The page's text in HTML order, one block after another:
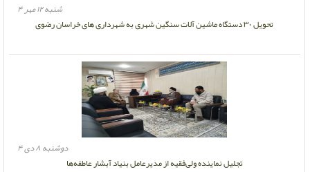
تجلیل نماینده ولی‌فقیه از مدیرعامل بنیاد آبشار عاطفه‌ها
دوشنبه ۸ دی ۴
تحویل ۳۰ دستگاه ماشین آلات سنگین شهری به شهرداری های خراسان رضوی
شنبه ۱۲ مهر ۴